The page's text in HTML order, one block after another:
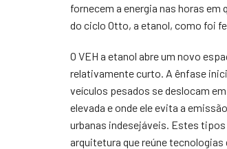
fornecem a energia nas horas
do ciclo Otto, a etanol, como foi
O VEH a etanol abre um novo
relativamente curto. A ênfase
veículos pesados se deslocam
elevada e onde ele evita a
urbanas indesejáveis. Estes
arquitetura que reúne tecnologias